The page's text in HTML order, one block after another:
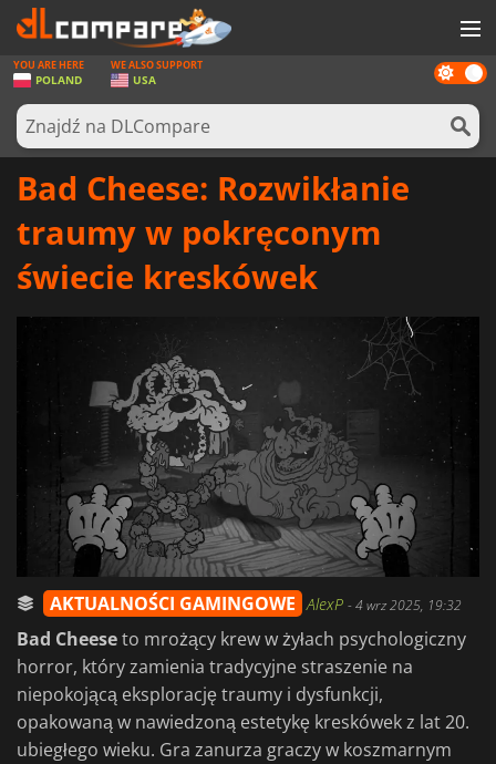
GRY
KARTY DO GIER
OPROGRAMOWANIE
SPRZĘT KOMPUTEROWY
ZALOGUJ SIĘ LUB ZAREJESTRUJ
Dark
mode
YOU ARE HERE
POLAND
WE ALSO SUPPORT
USA
Bad Cheese: Rozwikłanie
traumy w pokręconym
świecie kreskówek
AKTUALNOŚCI GAMINGOWE AlexP -4 wrz 2025, 19:32
Bad Cheeseto mrożący krew w żyłach psychologiczny
horror, który zamienia tradycyjne straszenie na
niepokojącą eksplorację traumy i dysfunkcji,
opakowaną w nawiedzoną estetykę kreskówek z lat 20.
ubiegłego wieku. Gra zanurza graczy w koszmarnym